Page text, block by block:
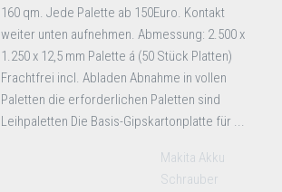
160 qm. Jede Palette ab 150Euro. Kontakt
weiter unten aufnehmen. Abmessung: 2.500 x
1.250 x 12,5 mm Palette á (50 Stück Platten)
Frachtfrei incl. Abladen Abnahme in vollen
Paletten die erforderlichen Paletten sind
Leihpaletten Die Basis-Gipskartonplatte für ...
Makita Akku
Schrauber